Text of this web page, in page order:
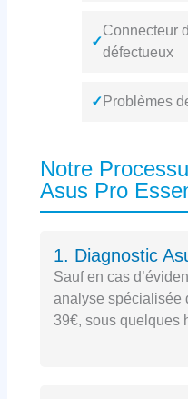
✓
Connecteur
défectueux
✓ Problèmes
Notre
Asus Pro
1. Diagnostic
Sauf en cas
analyse spécialisée
39€, sous quelques